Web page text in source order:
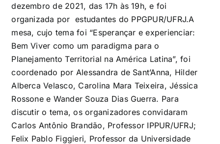
dezembro de 2021, das 17h às 19h, e foi
organizada por estudantes do PPGPUR/UFRJ.A
mesa, cujo tema foi “Esperançar e experienciar:
Bem Viver como um paradigma para o
Planejamento Territorial na América Latina”, foi
coordenado por Alessandra de Sant’Anna, Hilder
Alberca Velasco, Carolina Mara Teixeira, Jéssica
Rossone e Wander Souza Dias Guerra. Para
discutir o tema, os organizadores convidaram
Carlos Antônio Brandão, Professor IPPUR/UFRJ;
Felix Pablo Figgieri, Professor da Universidade